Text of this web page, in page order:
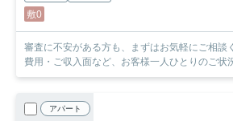
敷0
審査に不安がある方も、まずはお気軽にご相談ください！
費用・ご収入面など、お客様一人ひとりのご状
アパート